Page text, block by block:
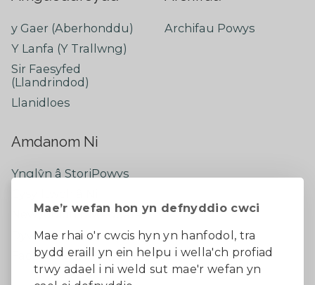
Mae’r wefan hon yn defnyddio cwci
Mae rhai o'r cwcis hyn yn hanfodol, tra
bydd eraill yn ein helpu i wella'ch profiad
trwy adael i ni weld sut mae'r wefan yn
y Gaer (Aberhonddu)
Y Lanfa (Y Trallwng)
Sir Faesyfed
(Llandrindod)
Llanidloes
Archifau Powys
Amdanom Ni
Ynglŷn â StoriPowys
Newyddion Diweddaraf
Dywedwch eich barn
Facebook